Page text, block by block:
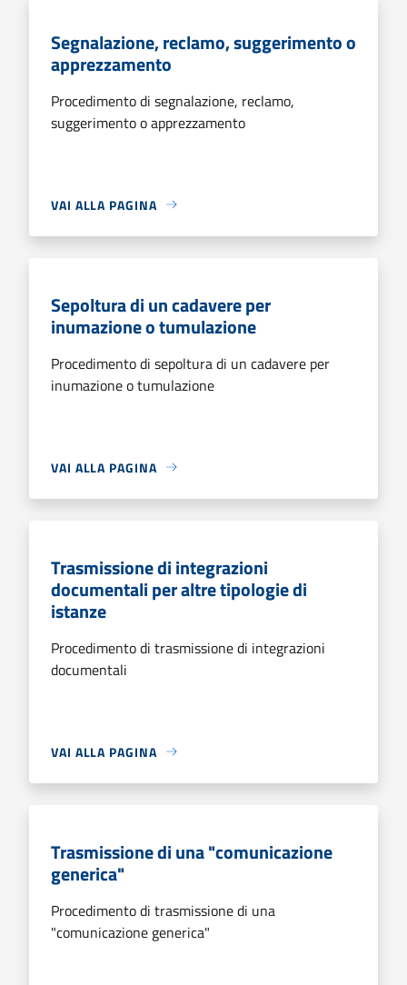
Segnalazione, reclamo, suggerimento o
apprezzamento
Procedimento di segnalazione, reclamo,
suggerimento o apprezzamento
VAI ALLA PAGINA
Sepoltura di un cadavere per
inumazione o tumulazione
Procedimento di sepoltura di un cadavere per
inumazione o tumulazione
VAI ALLA PAGINA
Trasmissione di integrazioni
documentali per altre tipologie di
istanze
Procedimento di trasmissione di integrazioni
documentali
VAI ALLA PAGINA
Trasmissione di una "comunicazione
generica"
Procedimento di trasmissione di una
"comunicazione generica"